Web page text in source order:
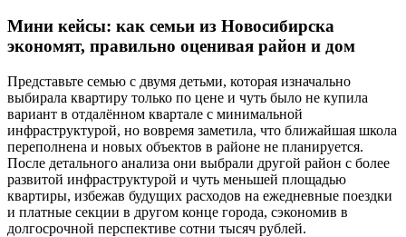
Мини кейсы: как семьи из Новосибирска
экономят, правильно оценивая район и дом
Представьте семью с двумя детьми, которая изначально
выбирала квартиру только по цене и чуть было не купила
вариант в отдалённом квартале с минимальной
инфраструктурой, но вовремя заметила, что ближайшая школа
переполнена и новых объектов в районе не планируется.
После детального анализа они выбрали другой район с более
развитой инфраструктурой и чуть меньшей площадью
квартиры, избежав будущих расходов на ежедневные поездки
и платные секции в другом конце города, сэкономив в
долгосрочной перспективе сотни тысяч рублей.